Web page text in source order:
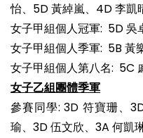
怡、5D 黃綽嵐、4D 李凱
女子甲組個人冠軍: 5D 吳
女子甲組個人季軍: 5B 黃
女子甲組個人第八名: 5C
女子乙組團體季軍
參賽同學: 3D 符寶珊、
瑜、3D 伍文欣、3A 何凱